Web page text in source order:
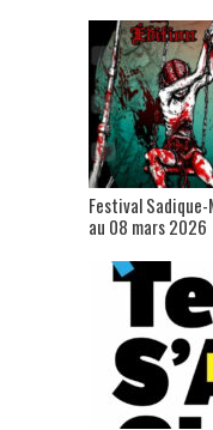
Festival
au 08 mars 2026